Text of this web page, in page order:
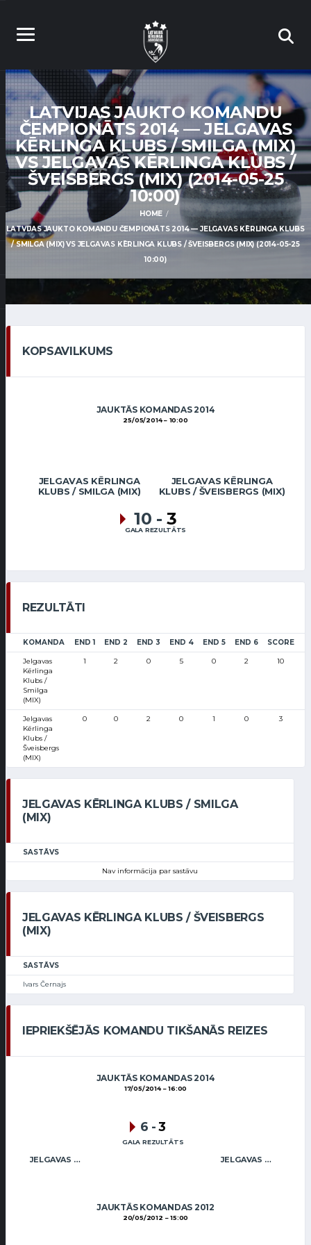
LATVIJAS JAUKTO KOMANDU
ČEMPIONĀTS 2014 — JELGAVAS
KĒRLINGA KLUBS / SMILGA (MIX)
VS JELGAVAS KĒRLINGA KLUBS /
ŠVEISBERGS (MIX) (2014-05-25
10:00)
HOME
LATVIJAS JAUKTO KOMANDU ČEMPIONĀTS 2014 — JELGAVAS KĒRLINGA KLUBS
/ SMILGA (MIX) VS JELGAVAS KĒRLINGA KLUBS / ŠVEISBERGS (MIX) (2014-05-25
10:00)
KOPSAVILKUMS
JAUKTĀS KOMANDAS 2014
25/05/2014 10:00
JELGAVAS KĒRLINGA
KLUBS / SMILGA (MIX)
JELGAVAS KĒRLINGA
KLUBS / ŠVEISBERGS (MIX)
10 - 3
GALA REZULTĀTS
REZULTĀTI
KOMANDA END 1 END 2 END 3 END 4 END 5 END 6 SCORE
Jelgavas
Kērlinga
Klubs /
Smilga
(MIX)
1 2 0 5 0 2 10
Jelgavas
Kērlinga
Klubs /
Šveisbergs
(MIX)
0 0 2 0 1 0 3
JELGAVAS KĒRLINGA KLUBS / SMILGA
(MIX)
SASTĀVS
Nav informācija par sastāvu
JELGAVAS KĒRLINGA KLUBS / ŠVEISBERGS
(MIX)
SASTĀVS
Ivars Černajs
IEPRIEKŠĒJĀS KOMANDU TIKŠANĀS REIZES
JAUKTĀS KOMANDAS 2014
17/05/2014 16:00
JELGAVAS KĒRLINGA KLUBS / ŠVEISBERGS (MIX) JELGAVAS KĒRLINGA KLUBS / SMILGA (MIX)
6 -3
GALA REZULTĀTS
JAUKTĀS KOMANDAS 2012
20/05/2012 15:00